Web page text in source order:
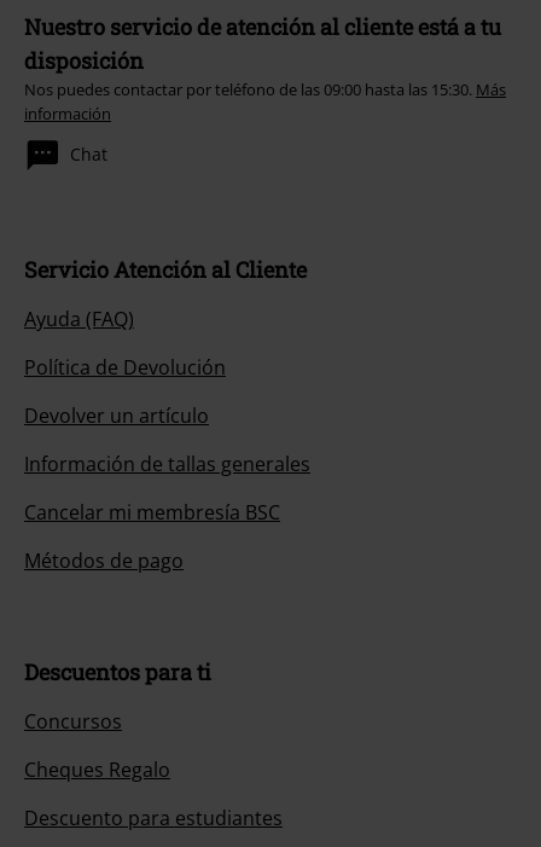
Nuestro servicio de atención al cliente está a tu
disposición
Nos puedes contactar por teléfono de las 09:00 hasta las 15:30. Más
información
Chat
Servicio Atención al Cliente
Ayuda (FAQ)
Política de Devolución
Devolver un artículo
Información de tallas generales
Cancelar mi membresía BSC
Métodos de pago
Descuentos para ti
Concursos
Cheques Regalo
Descuento para estudiantes